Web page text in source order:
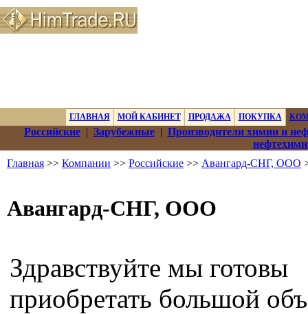
ГЛАВНАЯ МОЙ КАБИНЕТ ПРОДАЖА ПОКУПКА
Российские| Зарубежные| Производители химии и
Главная >> Компании >> Российские >> Авангард-СНГ, ООО
Авангард-СНГ, ООО
Здравствуйте мы готовы
приобретать большой